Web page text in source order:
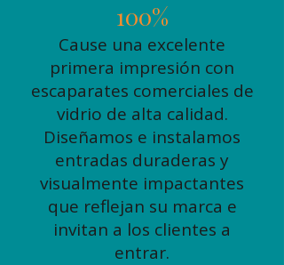
100%
Cause una excelente
primera impresión con
escaparates comerciales de
vidrio de alta calidad.
Diseñamos e instalamos
entradas duraderas y
visualmente impactantes
que reflejan su marca e
invitan a los clientes a
entrar.